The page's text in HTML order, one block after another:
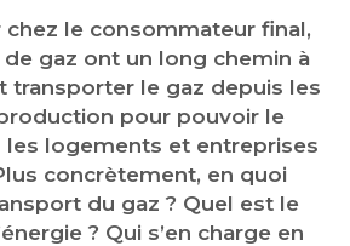
chez le consommateur final,
gaz ont un long chemin à
transporter le gaz depuis les
pour pouvoir le
les logements et entreprises
concrètement, en quoi
du gaz ? Quel est le
? Qui s’en charge en